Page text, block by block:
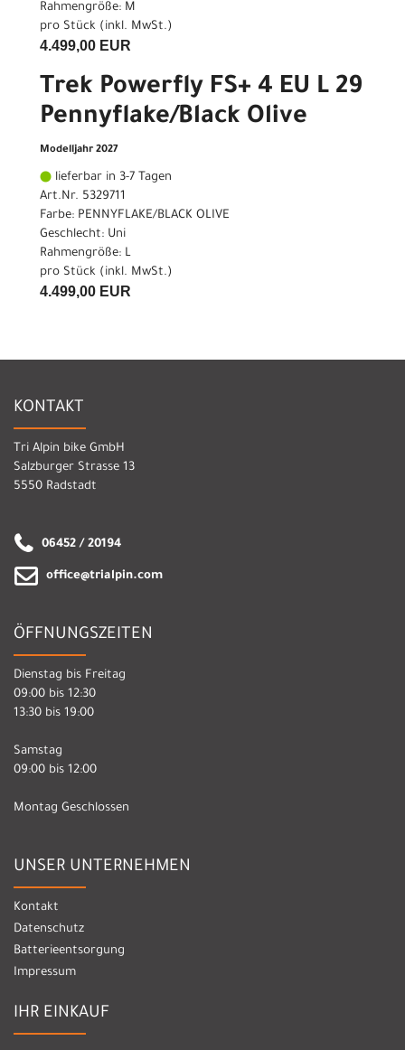
Rahmengröße: M
pro Stück (inkl. MwSt.)
4.499,00 EUR
Trek Powerfly FS+ 4 EU L 29
Pennyflake/Black Olive
Modelljahr 2027
lieferbar in 3-7 Tagen
Art.Nr. 5329711
Farbe: PENNYFLAKE/BLACK OLIVE
Geschlecht: Uni
Rahmengröße: L
pro Stück (inkl. MwSt.)
4.499,00 EUR
KONTAKT
Tri Alpin bike GmbH
Salzburger Strasse 13
5550 Radstadt
06452 / 20194
office@trialpin.com
ÖFFNUNGSZEITEN
Dienstag bis Freitag
09:00 bis 12:30
13:30 bis 19:00
Samstag
09:00 bis 12:00
Montag Geschlossen
UNSER UNTERNEHMEN
Kontakt
Datenschutz
Batterieentsorgung
Impressum
IHR EINKAUF